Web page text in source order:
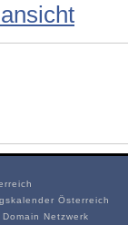
Österreich
Netzwerk